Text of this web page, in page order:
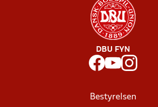
DBU FYN
Bestyrelsen